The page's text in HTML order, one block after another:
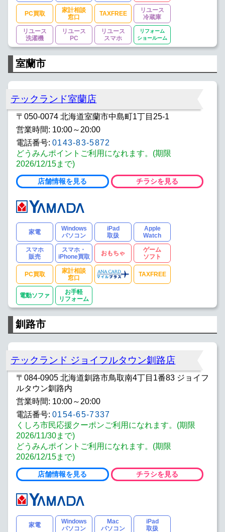
PC買取
家計相談
窓口
TAXFREE
リユース
冷蔵庫
リユース
洗濯機
リユース
PC
リユース
スマホ
リフォーム
ショールーム
室蘭市
テックランド室蘭店
〒050-0074 北海道室蘭市中島町1丁目25-1
営業時間: 10:00～20:00
電話番号: 0143-83-5872
どうみんポイントご利用になれます。(期限
2026/12/15まで)
店舗情報を見る チラシを見る
家電
Windows
パソコン
iPad
取扱
Apple
Watch
スマホ
販売
スマホ・
iPhone買取
おもちゃ
ゲーム
ソフト
PC買取
家計相談
窓口
TAXFREE
電動ソファ
お手軽
リフォーム
釧路市
テックランド ジョイフルタウン釧路店
〒084-0905 北海道釧路市鳥取南4丁目1番83 ジョイフ
ルタウン釧路内
営業時間: 10:00～20:00
電話番号: 0154-65-7337
くしろ市民応援クーポンご利用になれます。(期限
2026/11/30まで)
どうみんポイントご利用になれます。(期限
2026/12/15まで)
店舗情報を見る チラシを見る
家電
Windows
パソコン
Mac
パソコン
iPad
取扱